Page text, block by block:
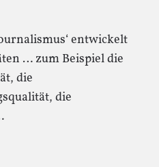
entwickelt
… zum Beispiel die
die
die